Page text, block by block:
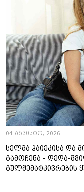
04 აგვისტო, 2026
სელმა ჰაიეკისა და
გამოჩენა - დედა-
გულშემატკივრების